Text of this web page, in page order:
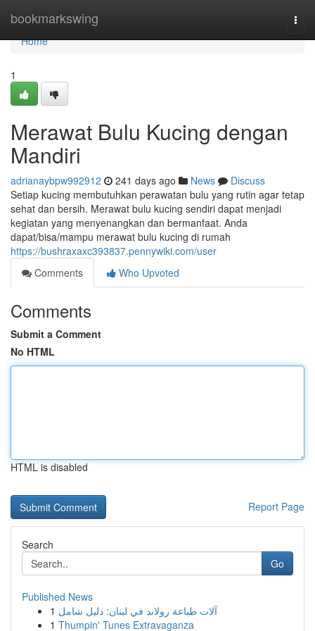
bookmarkswing
Home
Home
1
Merawat Bulu Kucing dengan
Mandiri
adrianaybpw992912 241 days ago News
Discuss
Setiap kucing membutuhkan perawatan bulu yang rutin agar tetap
sehat dan bersih. Merawat bulu kucing sendiri dapat menjadi
kegiatan yang menyenangkan dan bermanfaat. Anda
dapat/bisa/mampu merawat bulu kucing di rumah
https://bushraxaxc393837.pennywiki.com/user
Comments
Who Upvoted
Comments
Submit a Comment
No HTML
HTML is disabled
Report Page
Search
Go
Published News
1 آلات طباعة رولاند في لبنان: دليل شامل
1 Thumpin' Tunes Extravaganza